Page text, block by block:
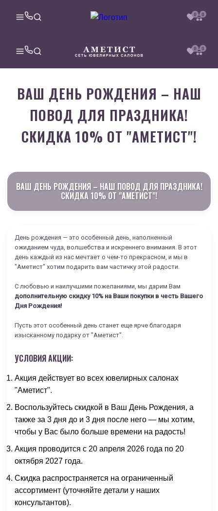
0 0
0 0
ВАШ ДЕНЬ РОЖДЕНИЯ – НАШ
ПОВОД ДЛЯ ПРАЗДНИКА!
СКИДКА 10% ОТ "АМЕТИСТ"!
ВАШ ДЕНЬ РОЖДЕНИЯ – НАШ ПОВОД ДЛЯ ПРАЗДНИКА!
СКИДКА 10% ОТ "АМЕТИСТ"!
День рождения — это особенный день, наполненный
ожиданием чуда, волшебства и искреннего внимания. В этот
день каждый из нас мечтает о чем-то прекрасном, и мы в
"Аметист" хотим подарить вам частичку этой радости.
С любовью и наилучшими пожеланиями, мы дарим Вам
дополнительную скидку 10% на Ваши покупки в честь Вашего
Дня Рождения!
Пусть этот особенный день станет еще ярче благодаря
изысканному подарку от "Аметист".
УСЛОВИЯ АКЦИИ:
Акция действует во всех ювелирных салонах
"Аметист".
Воспользуйтесь скидкой в Ваш День Рождения, а
также за 3 дня до и 3 дня после него — мы хотим,
чтобы у Вас было больше времени на радость!
Акция проводится с 20 апреля 2026 года по 20
октября 2027 года.
Скидка распространяется на ограниченный
ассортимент (уточняйте детали у наших
консультантов).